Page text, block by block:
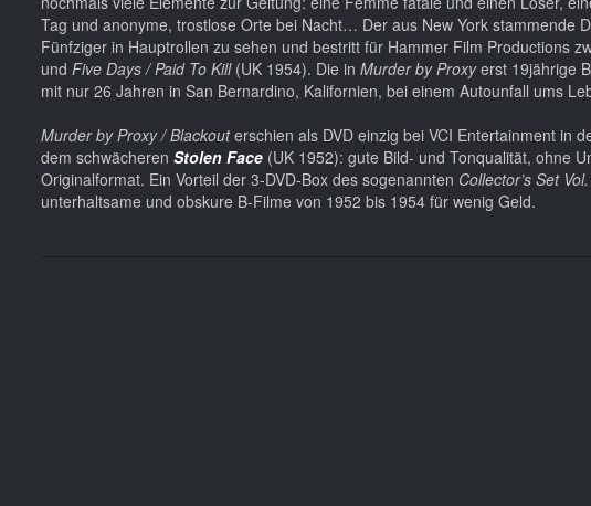
Tag und anonyme, trostlose Orte bei Nacht… Der aus New York stammende
Fünfziger in Hauptrollen zu sehen und bestritt für Hammer Film Productions
und Five Days / Paid To Kill(UK 1954). Die in Murder by Proxyerst 19jährige
mit nur 26 Jahren in San Bernardino, Kalifornien, bei einem Autounfall ums
Murder by Proxy / Blackouterschien als DVD einzig bei VCI Entertainment in
dem schwächeren Stolen Face (UK 1952): gute Bild- und Tonqualität, ohne
Originalformat. Ein Vorteil der 3-DVD-Box des sogenannten Collector’s Set
unterhaltsame und obskure B-Filme von 1952 bis 1954 für wenig Geld.